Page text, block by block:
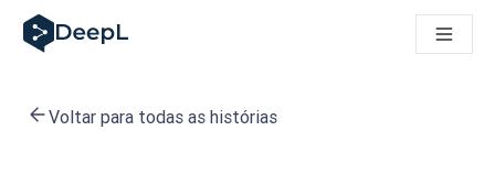
DeepL para agentes de IA
Translation Flow do DeepL: Novos fluxos de trabalho com
Conheça o Translation Flow: Localização que automatiza
Voltar para todas as histórias